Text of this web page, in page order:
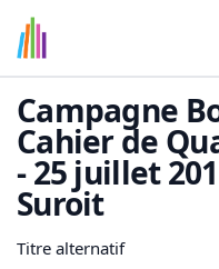
Campagne
Cahier de
- 25 juillet
Suroit
Titre alternatif